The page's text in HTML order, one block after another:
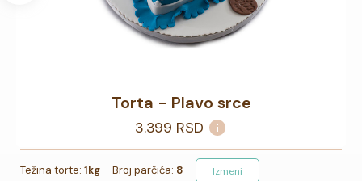
Torta - Plavo srce
3.399 RSD
Težina torte: 1kg Broj parčića: 8 Izmeni